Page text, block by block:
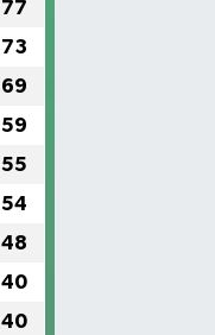
77
73
69
59
55
54
48
40
40